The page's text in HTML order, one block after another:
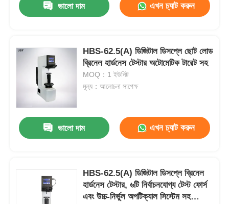
ভালো দাম এখন চ্যাট করুন
HBS-62.5(A) ডিজিটাল ডিসপ্লে ছোট লোড
ব্রিনেল হার্ডনেস টেস্টার অটোমেটিক টারেট সহ
MOQ：1 ইউনিট
মূল্য：আলোচনা সাপেক্ষ
ভালো দাম এখন চ্যাট করুন
HBS-62.5(A) ডিজিটাল ডিসপ্লে ব্রিনেল
হার্ডনেস টেস্টার, ৬টি নির্বাচনযোগ্য টেস্ট ফোর্স
এবং উচ্চ-নির্ভুল অপটিক্যাল সিস্টেম সহ